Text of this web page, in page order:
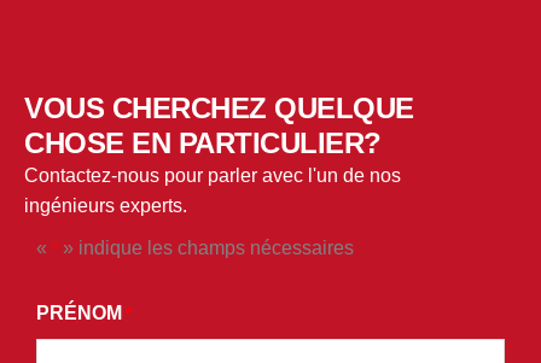
VOUS CHERCHEZ QUELQUE
CHOSE EN PARTICULIER?
Contactez-nous pour parler avec l'un de nos
ingénieurs experts.
« * » indique les champs nécessaires
PRÉNOM *
EN
SOUMETTANT
*